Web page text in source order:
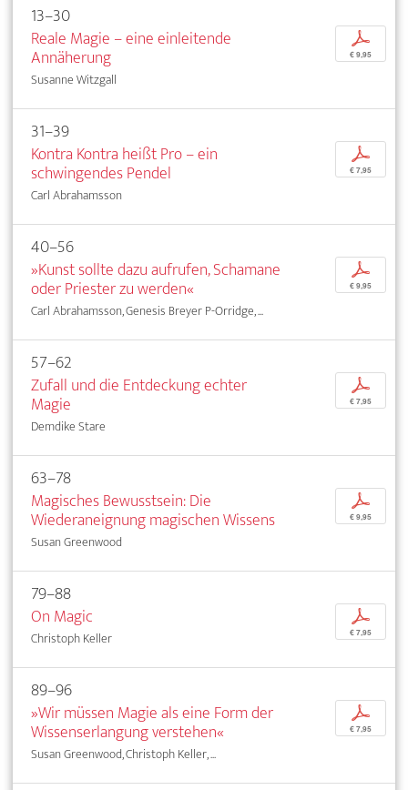
13–30
Reale Magie – eine einleitende
Annäherung
Susanne Witzgall
p
€ 9,95
31–39
Kontra Kontra heißt Pro – ein
schwingendes Pendel
Carl Abrahamsson
p
€ 7,95
40–56
»Kunst sollte dazu aufrufen, Schamane
oder Priester zu werden«
Carl Abrahamsson, Genesis Breyer P-Orridge, ...
p
€ 9,95
57–62
Zufall und die Entdeckung echter
Magie
Demdike Stare
p
€ 7,95
63–78
Magisches Bewusstsein: Die
Wiederaneignung magischen Wissens
Susan Greenwood
p
€ 9,95
79–88
On Magic
Christoph Keller
p
€ 7,95
89–96
»Wir müssen Magie als eine Form der
Wissenserlangung verstehen«
Susan Greenwood, Christoph Keller, ...
p
€ 7,95